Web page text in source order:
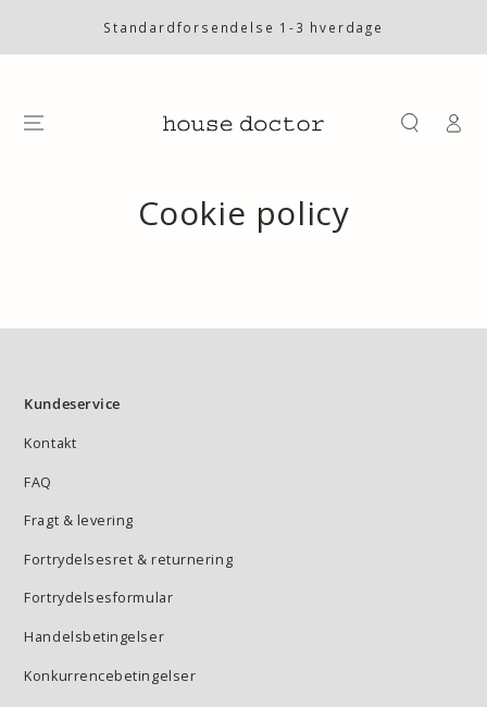
Standardforsendelse 1-3 hverdage
på
Cookie policy
Kundeservice
Kontakt
FAQ
Fragt & levering
Fortrydelsesret & returnering
Fortrydelsesformular
Handelsbetingelser
Konkurrencebetingelser